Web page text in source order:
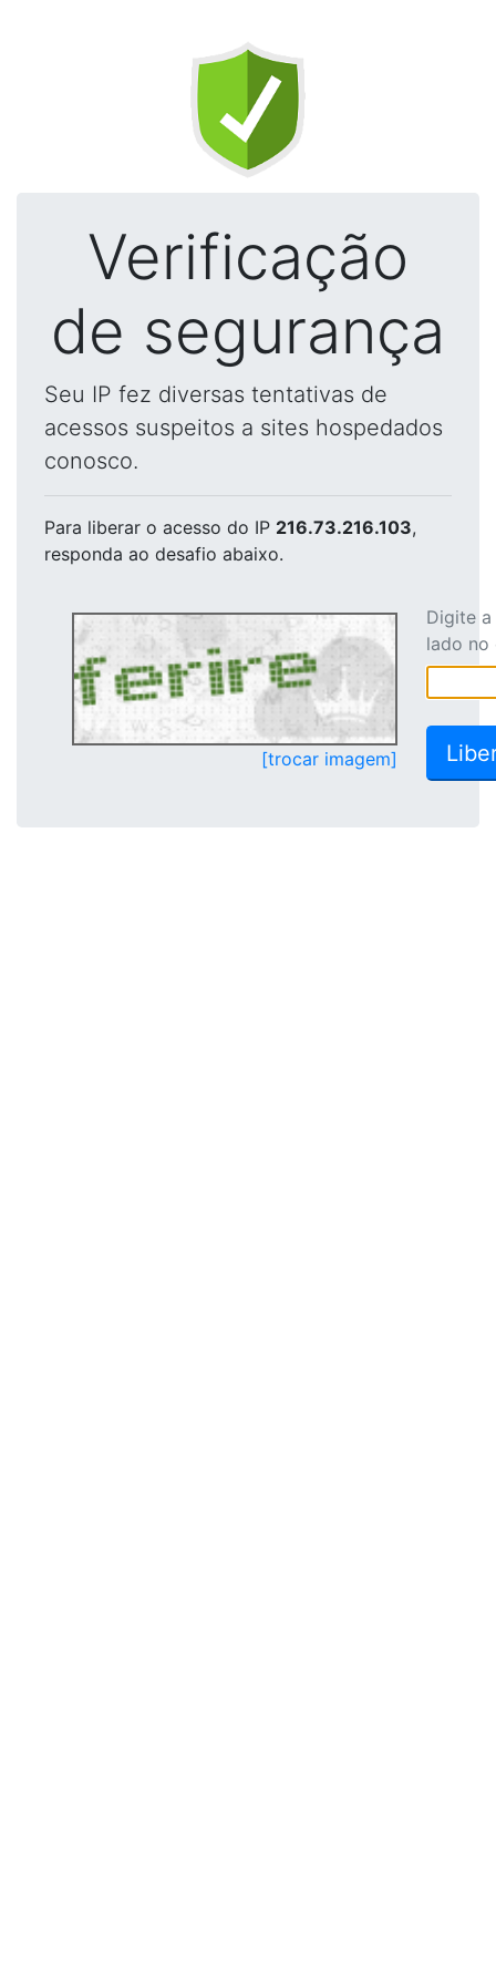
Verificação
de segurança
Seu IP fez diversas tentativas de
acessos suspeitos a sites hospedados
conosco.
Para liberar o acesso do IP 216.73.216.103,
responda ao desafio abaixo.
[trocar imagem]
Digite
lado no